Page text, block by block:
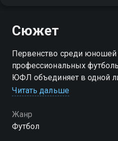
Сюжет
Первенство среди
профессиональных
ЮФЛ объединяет в одной
возраста
Читать дальше
Жанр
Футбол